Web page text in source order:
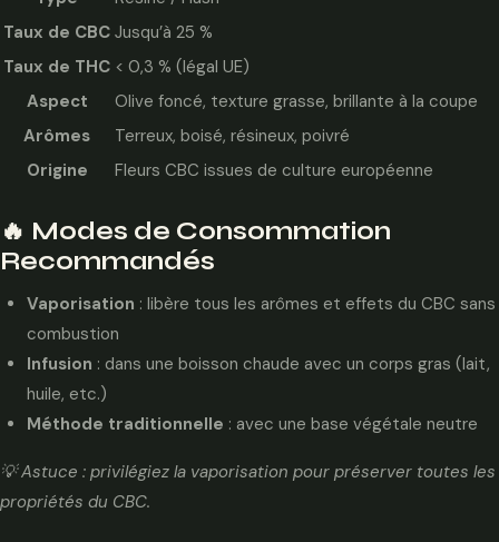
Taux de CBC Jusqu’à 25 %
Taux de THC < 0,3 % (légal UE)
Aspect
Olive foncé, texture grasse, brillante à la coupe
Arômes
Terreux, boisé, résineux, poivré
Origine
Fleurs CBC issues de culture européenne
🔥 Modes de Consommation
Recommandés
Vaporisation : libère tous les arômes et effets du CBC sans
combustion
Infusion : dans une boisson chaude avec un corps gras (lait,
huile, etc.)
Méthode traditionnelle : avec une base végétale neutre
💡 Astuce : privilégiez la vaporisation pour préserver toutes les
propriétés du CBC.